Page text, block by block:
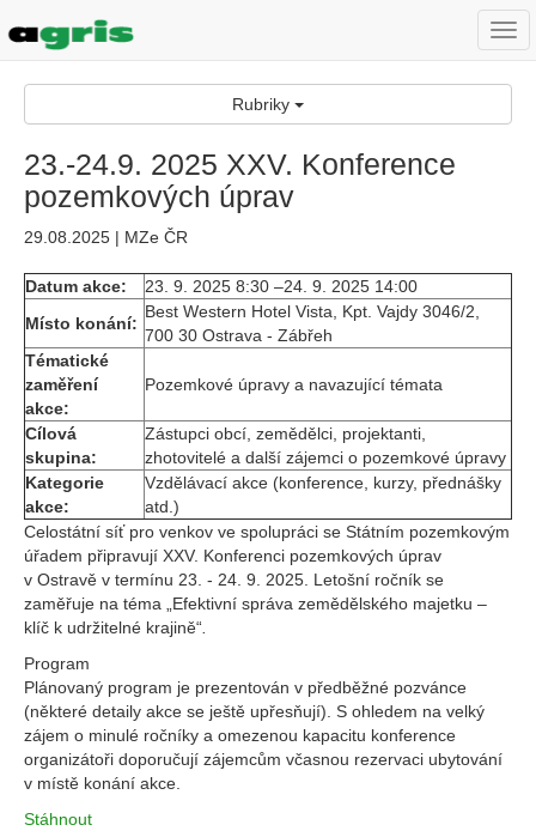
Rubriky
23.-24.9. 2025 XXV. Konference
pozemkových úprav
29.08.2025 | MZe ČR
Datum akce:
23. 9. 2025 8:30 –24. 9. 2025 14:00
Místo konání:
Best Western Hotel Vista, Kpt. Vajdy 3046/2,
700 30 Ostrava - Zábřeh
Tématické
zaměření
akce:
Pozemkové úpravy a navazující témata
Cílová
skupina:
Zástupci obcí, zemědělci, projektanti,
zhotovitelé a další zájemci o pozemkové úpravy
Kategorie
akce:
Vzdělávací akce (konference, kurzy, přednášky
atd.)
Celostátní síť pro venkov ve spolupráci se Státním pozemkovým
úřadem připravují XXV. Konferenci pozemkových úprav
v Ostravě v termínu 23. - 24. 9. 2025. Letošní ročník se
zaměřuje na téma „Efektivní správa zemědělského majetku –
klíč k udržitelné krajině“
Program
Plánovaný program je prezentován v předběžné pozvánce
(některé detaily akce se ještě upřesňují). S ohledem na velký
zájem o minulé ročníky a omezenou kapacitu konference
organizátoři doporučují zájemcům včasnou rezervaci ubytování
v místě konání akce.
Stáhnout